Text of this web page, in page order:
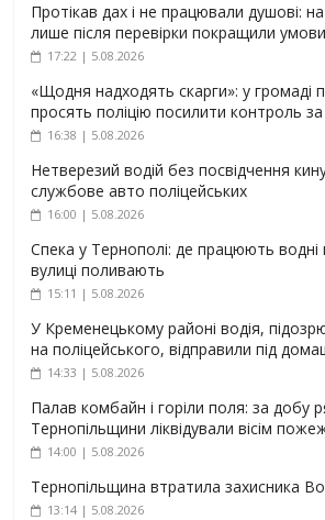
Протікав дах і не працювали душові:
лише після перевірки покращили
17:22 | 5.08.2026
«Щодня надходять скарги»: у громаді
просять поліцію посилити контроль
16:38 | 5.08.2026
Нетверезий водій без посвідчення
службове авто поліцейських
16:00 | 5.08.2026
Спека у Тернополі: де працюють водні
вулиці поливають
15:11 | 5.08.2026
У Кременецькому районі водія,
на поліцейського, відправили під
14:33 | 5.08.2026
Палав комбайн і горіли поля: за добу
Тернопільщини ліквідували вісім
14:00 | 5.08.2026
Тернопільщина втратила захисника
13:14 | 5.08.2026